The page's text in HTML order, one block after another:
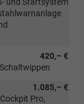
420,– €
1.085,– €
Pro,